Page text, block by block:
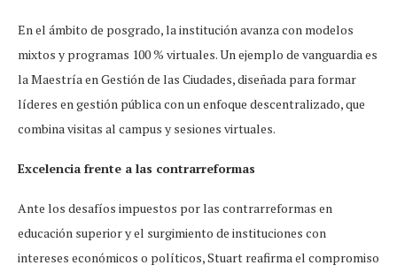
En el ámbito de posgrado, la institución avanza con modelos
mixtos y programas 100 % virtuales. Un ejemplo de vanguardia es
la Maestría en Gestión de las Ciudades, diseñada para formar
líderes en gestión pública con un enfoque descentralizado, que
combina visitas al campus y sesiones virtuales.
Excelencia frente a las contrarreformas
Ante los desafíos impuestos por las contrarreformas en
educación superior y el surgimiento de instituciones con
intereses económicos o políticos, Stuart reafirma el compromiso